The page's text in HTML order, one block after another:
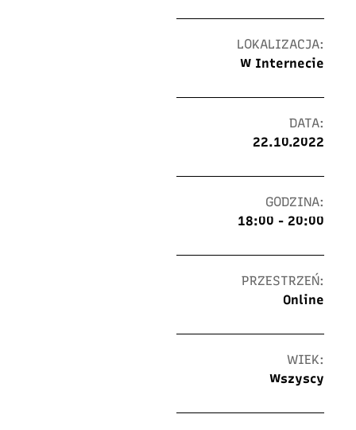
LOKALIZACJA:
W Internecie
DATA:
22.10.2022
GODZINA:
18:00 - 20:00
PRZESTRZEŃ:
Online
WIEK:
Wszyscy